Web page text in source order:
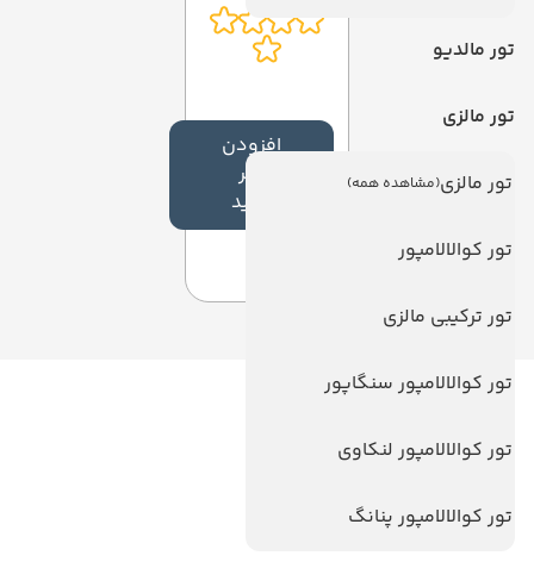
تور مالدیو
تور مالزی
تور مالزی(مشاهده همه)
تور کوالالامپور
تور ترکیبی مالزی
تور کوالالامپور سنگاپور
تور کوالالامپور لنکاوی
تور کوالالامپور پنانگ
افزودن
نظر
جدید
ویزا